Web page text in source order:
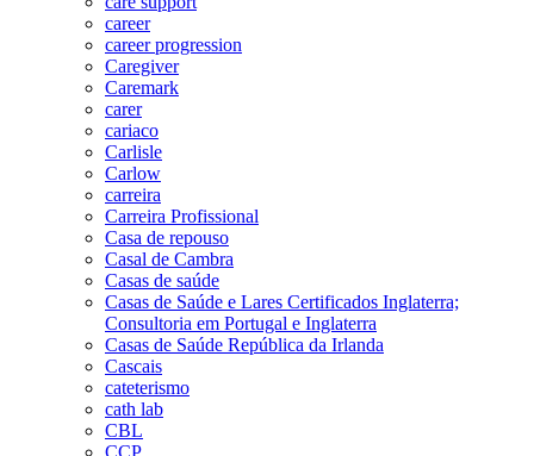
career
career progression
Caregiver
Caremark
carer
cariaco
Carlisle
Carlow
carreira
Carreira Profissional
Casa de repouso
Casal de Cambra
Casas de saúde
Casas de Saúde e Lares Certificados Inglaterra;
Consultoria em Portugal e Inglaterra
Casas de Saúde República da Irlanda
Cascais
cateterismo
cath lab
CBL
CCP